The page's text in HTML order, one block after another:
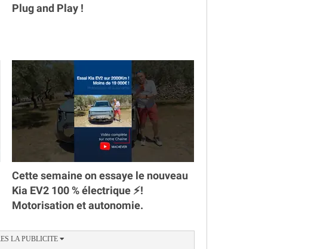
Plug and Play !
Cette semaine on essaye le nouveau
Kia EV2 100 % électrique ⚡️!
Motorisation et autonomie.